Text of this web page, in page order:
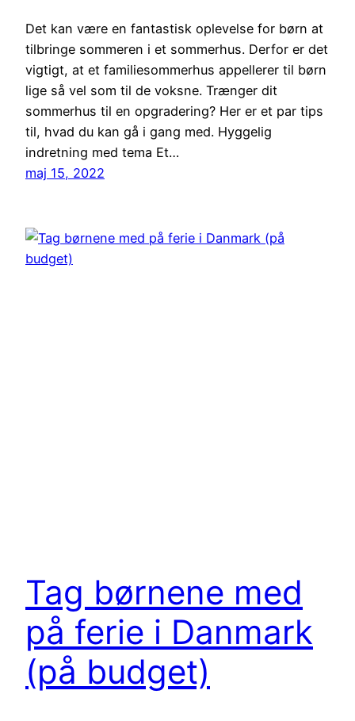
Det kan være en fantastisk oplevelse for børn at
tilbringe sommeren i et sommerhus. Derfor er det
vigtigt, at et familiesommerhus appellerer til børn
lige så vel som til de voksne. Trænger dit
sommerhus til en opgradering? Her er et par tips
til, hvad du kan gå i gang med. Hyggelig
indretning med tema Et…
maj 15, 2022
Tag børnene med
på ferie i Danmark
(på budget)